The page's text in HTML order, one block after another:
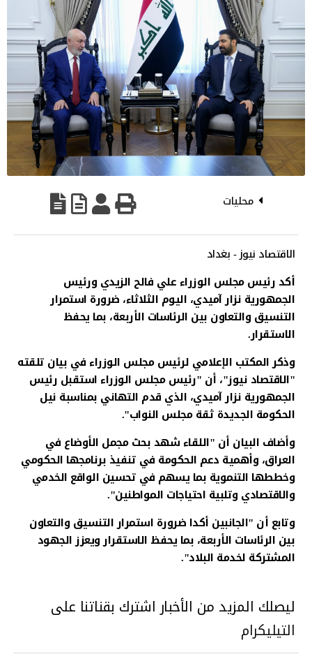
محليات
الاقتصاد نيوز - بغداد
أكد رئيس مجلس الوزراء علي فالح الزيدي ورئيس
الجمهورية نزار آميدي، اليوم الثلاثاء، ضرورة استمرار
التنسيق والتعاون بين الرئاسات الأربعة، بما يحفظ
الاستقرار.
وذكر المكتب الإعلامي لرئيس مجلس الوزراء في بيان تلقته
"الاقتصاد نيوز"، أن "رئيس مجلس الوزراء استقبل رئيس
الجمهورية نزار آميدي، الذي قدم التهاني بمناسبة نيل
الحكومة الجديدة ثقة مجلس النواب".
وأضاف البيان أن "اللقاء شهد بحث مجمل الأوضاع في
العراق، وأهمية دعم الحكومة في تنفيذ برنامجها الحكومي
وخططها التنموية بما يسهم في تحسين الواقع الخدمي
والاقتصادي وتلبية احتياجات المواطنين".
وتابع أن "الجانبين أكدا ضرورة استمرار التنسيق والتعاون
بين الرئاسات الأربعة، بما يحفظ الاستقرار ويعزز الجهود
المشتركة لخدمة البلاد".
ليصلك المزيد من الأخبار اشترك بقناتنا على
التيليكرام